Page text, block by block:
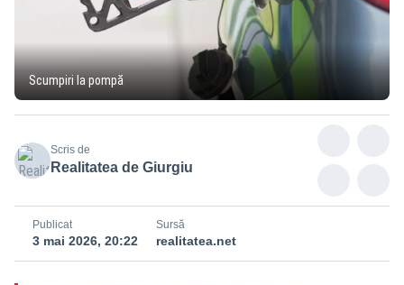
Scumpiri la pompă
Scris de
Realitatea de Giurgiu
Publicat
3 mai 2026, 20:22
Sursă
realitatea.net